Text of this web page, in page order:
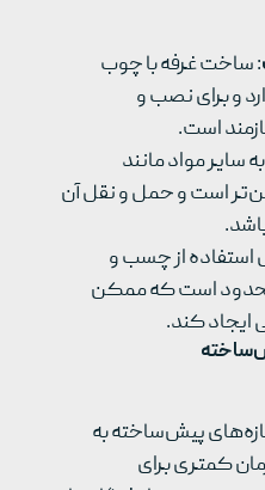
: ساخت غرفه با چوب
و برای نصب و
است.
سایر مواد مانند
است و حمل و نقل آن
استفاده از چسب و
محدود است که ممکن
کند.
پیش‌ساخته به
کمتری برای